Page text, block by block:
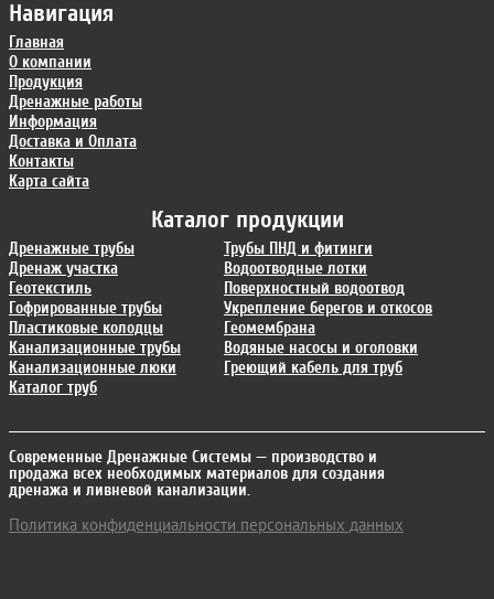
Каталог продукции
Дренажные трубы
Дренаж участка
Геотекстиль
Гофрированные трубы
Пластиковые колодцы
Канализационные трубы
Канализационные люки
Каталог труб
Трубы ПНД и фитинги
Водоотводные лотки
Поверхностный водоотвод
Укрепление берегов и откосов
Геомембрана
Водяные насосы и оголовки
Греющий кабель для труб
Навигация
Главная
О компании
Продукция
Дренажные работы
Информация
Доставка и Оплата
Контакты
Карта сайта
Современные Дренажные Системы — производство и
продажа всех необходимых материалов для создания
дренажа и ливневой канализации.
Политика конфиденциальности персональных данных